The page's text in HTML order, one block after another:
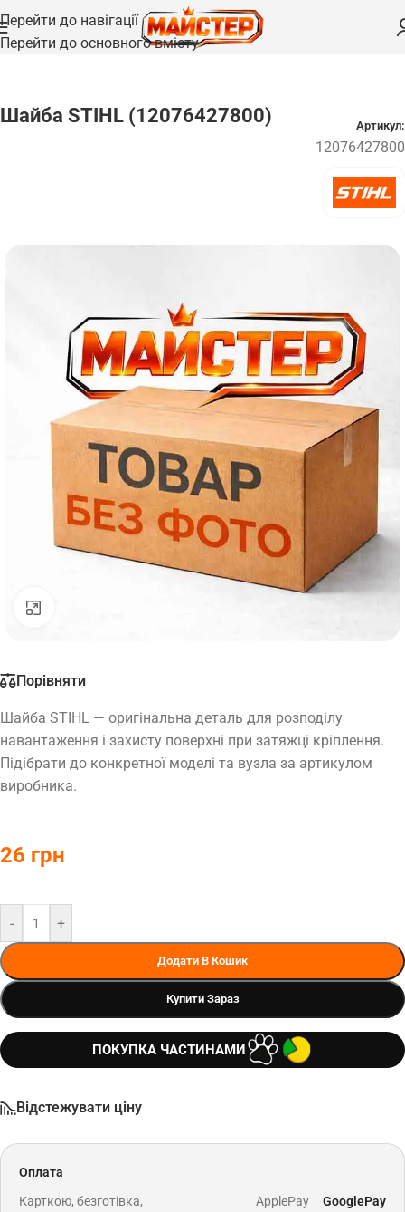
Перейти до навігації
Перейти до основного вмісту
Головна /Запчастини/Підшипники та шайби
Шайба STIHL (12076427800) Артикул:
12076427800
Порівняти
Шайба STIHL — оригінальна деталь для розподілу
навантаження і захисту поверхні при затяжці кріплення.
Підібрати до конкретної моделі та вузла за артикулом
виробника.
26 грн
- +
Додати В Кошик
Купити Зараз
ПОКУПКА ЧАСТИНАМИ
Відстежувати ціну
Оплата
Карткою, безготівка,
ApplePay GooglePay